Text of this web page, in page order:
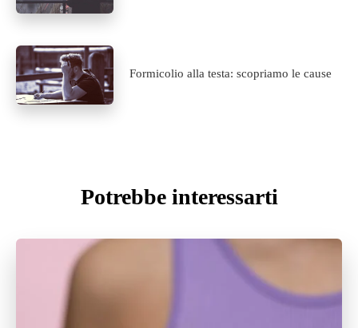
Formicolio alla testa: scopriamo le cause
Potrebbe interessarti